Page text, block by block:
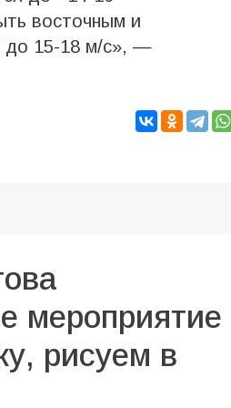
восточным и
до 15-18 м/с», —
мероприятие
рисуем в